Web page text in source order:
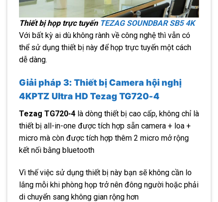
Thiết bị họp trực tuyến TEZAG SOUNDBAR SB5 4K
Với bất kỳ ai dù không rành về công nghệ thì vẫn có
thể sử dụng thiết bị này để họp trực tuyến một cách
dễ dàng.
Giải pháp 3: Thiết bịCamera hội nghị
4KPTZ Ultra HD Tezag TG720-4
Tezag TG720-4 là dòng thiết bị cao cấp, không chỉ là
thiết bị all-in-one được tích hợp sẵn camera + loa +
micro mà còn được tích hợp thêm 2 micro mở rộng
kết nối bằng bluetooth
Vì thế việc sử dụng thiết bị này bạn sẽ không cần lo
lắng mỗi khi phòng họp trở nên đông người hoặc phải
di chuyển sang không gian rộng hơn